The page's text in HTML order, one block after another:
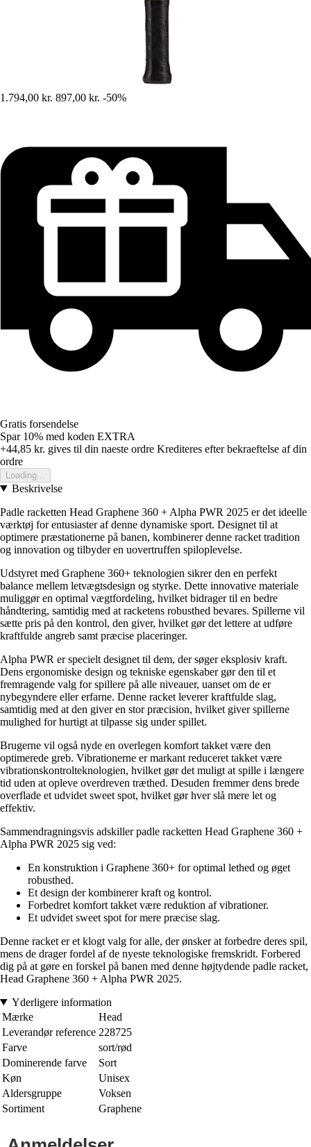
1.794,00 kr. 897,00 kr. -50%
Gratis forsendelse
Spar 10% med koden EXTRA
+44,85 kr. gives til din naeste ordre Krediteres efter bekraeftelse af din
ordre
Loading...
Beskrivelse
Padle racketten Head Graphene 360 + Alpha PWR 2025 er det ideelle
værktøj for entusiaster af denne dynamiske sport. Designet til at
optimere præstationerne på banen, kombinerer denne racket tradition
og innovation og tilbyder en uovertruffen spiloplevelse.
Udstyret med Graphene 360+ teknologien sikrer den en perfekt
balance mellem letvægtsdesign og styrke. Dette innovative materiale
muliggør en optimal vægtfordeling, hvilket bidrager til en bedre
håndtering, samtidig med at racketens robusthed bevares. Spillerne vil
sætte pris på den kontrol, den giver, hvilket gør det lettere at udføre
kraftfulde angreb samt præcise placeringer.
Alpha PWR er specielt designet til dem, der søger eksplosiv kraft.
Dens ergonomiske design og tekniske egenskaber gør den til et
fremragende valg for spillere på alle niveauer, uanset om de er
nybegyndere eller erfarne. Denne racket leverer kraftfulde slag,
samtidig med at den giver en stor præcision, hvilket giver spillerne
mulighed for hurtigt at tilpasse sig under spillet.
Brugerne vil også nyde en overlegen komfort takket være den
optimerede greb. Vibrationerne er markant reduceret takket være
vibrationskontrolteknologien, hvilket gør det muligt at spille i længere
tid uden at opleve overdreven træthed. Desuden fremmer dens brede
overflade et udvidet sweet spot, hvilket gør hver slå mere let og
effektiv.
Sammendragningsvis adskiller padle racketten Head Graphene 360 +
Alpha PWR 2025 sig ved:
En konstruktion i Graphene 360+ for optimal lethed og øget
robusthed.
Et design der kombinerer kraft og kontrol.
Forbedret komfort takket være reduktion af vibrationer.
Et udvidet sweet spot for mere præcise slag.
Denne racket er et klogt valg for alle, der ønsker at forbedre deres spil,
mens de drager fordel af de nyeste teknologiske fremskridt. Forbered
dig på at gøre en forskel på banen med denne højtydende padle racket,
Head Graphene 360 + Alpha PWR 2025.
Yderligere information
Mærke
Head
Leverandør reference 228725
Farve
sort/rød
Dominerende farve
Sort
Køn
Unisex
Aldersgruppe
Voksen
Sortiment
Graphene